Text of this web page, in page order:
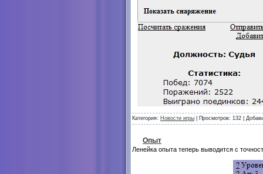
Категория: Новости игры | Просмотров: 132 |
Опыт
Ленейка опыта теперь выводится с